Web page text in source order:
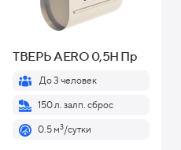
ТВЕРЬ AERO 0,5H Пр
До 3 человек
150 л. залп. сброс
0.5 м3/сутки